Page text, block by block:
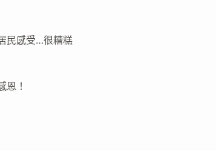
民感受…很糟糕
恩！